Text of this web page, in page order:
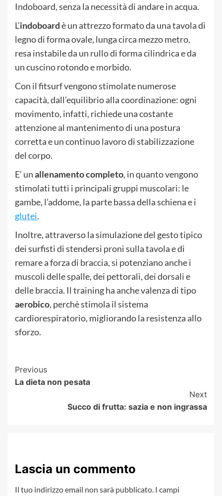
Indoboard, senza la necessità di andare in acqua.
L’indoboardè un attrezzo formato da una tavola di
legno di forma ovale, lunga circa mezzo metro,
resa instabile da un rullo di forma cilindrica e da
un cuscino rotondo e morbido.
Con il fitsurf vengono stimolate numerose
capacità, dall’equilibrio alla coordinazione: ogni
movimento, infatti, richiede una costante
attenzione al mantenimento di una postura
corretta e un continuo lavoro di stabilizzazione
del corpo.
E’ unallenamento completo, in quanto vengono
stimolati tutti i principali gruppi muscolari: le
gambe, l’addome, la parte bassa della schiena e i
glutei.
Inoltre, attraverso la simulazione del gesto tipico
dei surfisti di stendersi proni sulla tavola e di
remare a forza di braccia, si potenziano anche i
muscoli delle spalle, dei pettorali, dei dorsali e
delle braccia. Il training ha anche valenza di tipo
aerobico, perchè stimola il sistema
cardiorespiratorio, migliorando la resistenza allo
sforzo.
Post
Navigation
Previous
La dieta non pesata
Next
Succo di frutta: sazia e non ingrassa
Lascia un commento
Il tuo indirizzo email non sarà pubblicato. I campi